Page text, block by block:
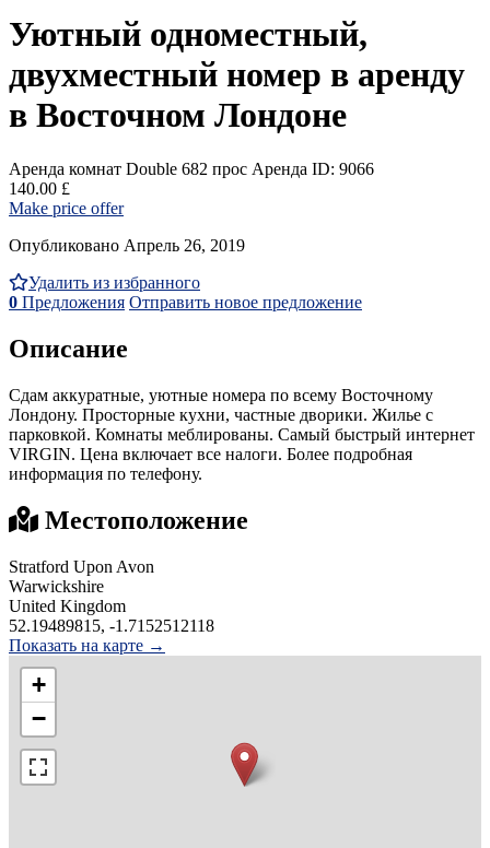
Уютный одноместный,
двухместный номер в аренду
в Восточном Лондоне
Аренда комнат Double 682 прос Аренда ID: 9066
140.00 £
Make price offer
Опубликовано Апрель 26, 2019
Удалить из избранного
0 Предложения Отправить новое предложение
Описание
Сдам аккуратные, уютные номера по всему Восточному
Лондону. Просторные кухни, частные дворики. Жилье с
парковкой. Комнаты меблированы. Самый быстрый интернет
VIRGIN. Цена включает все налоги. Более подробная
информация по телефону.
Местоположение
Stratford Upon Avon
Warwickshire
United Kingdom
52.19489815, -1.7152512118
Показать на карте →
+
−